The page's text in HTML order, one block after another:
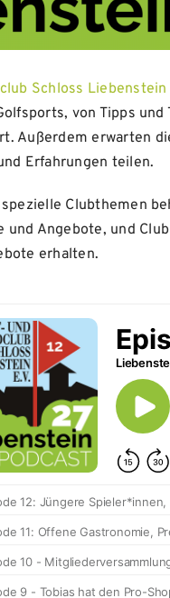
Schloss Liebenstein
von Tipps und
Außerdem erwarten
Erfahrungen teilen.
Clubthemen
Angebote, und
erhalten.